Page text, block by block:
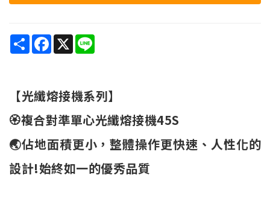
Share Facebook
X
【光纖熔接機系列】
🏵️複合對準單心光纖熔接機45S
🌏佔地面積更小，整體操作更快速、人性化的
設計!始終如一的優秀品質